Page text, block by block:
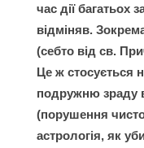
час дії багатьох
відміняв.
(себто від св.
Це ж стосується
подружню зраду
(порушення
астрологія, як